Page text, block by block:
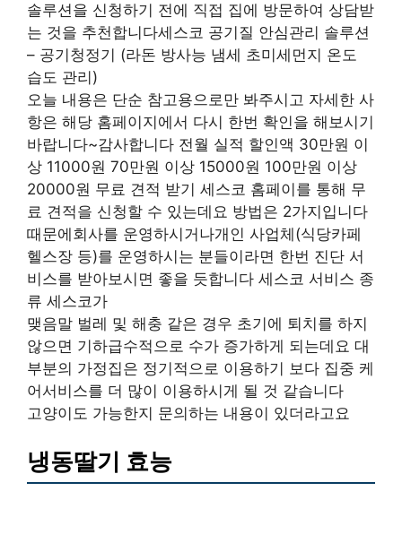
솔루션을 신청하기 전에 직접 집에 방문하여 상담받
는 것을 추천합니다세스코 공기질 안심관리 솔루션
– 공기청정기 (라돈 방사능 냄세 초미세먼지 온도
습도 관리)
오늘 내용은 단순 참고용으로만 봐주시고 자세한 사
항은 해당 홈페이지에서 다시 한번 확인을 해보시기
바랍니다~감사합니다 전월 실적 할인액 30만원 이
상 11000원 70만원 이상 15000원 100만원 이상
20000원 무료 견적 받기 세스코 홈페이를 통해 무
료 견적을 신청할 수 있는데요 방법은 2가지입니다
때문에회사를 운영하시거나개인 사업체(식당카페
헬스장 등)를 운영하시는 분들이라면 한번 진단 서
비스를 받아보시면 좋을 듯합니다 세스코 서비스 종
류 세스코가
맺음말 벌레 및 해충 같은 경우 초기에 퇴치를 하지
않으면 기하급수적으로 수가 증가하게 되는데요 대
부분의 가정집은 정기적으로 이용하기 보다 집중 케
어서비스를 더 많이 이용하시게 될 것 같습니다
고양이도 가능한지 문의하는 내용이 있더라고요
냉동딸기 효능